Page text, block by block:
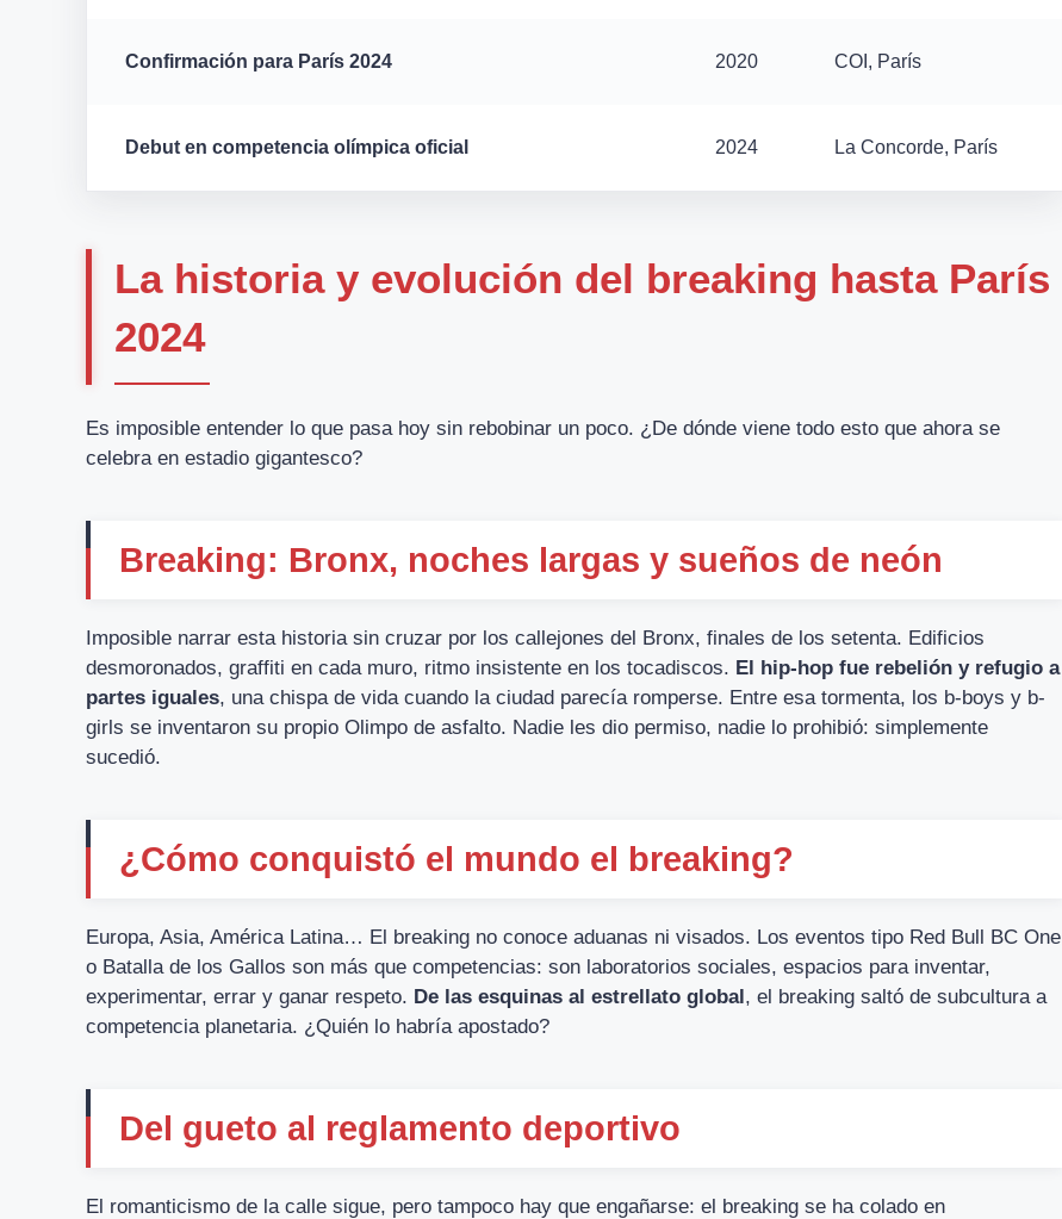
Confirmación para París 2024 2020 COI, París
Debut en competencia olímpica oficial 2024 La Concorde, París
La historia y evolución del breaking hasta París
2024
Es imposible entender lo que pasa hoy sin rebobinar un poco. ¿De dónde viene todo esto que ahora se
celebra en estadio gigantesco?
Breaking: Bronx, noches largas y sueños de neón
Imposible narrar esta historia sin cruzar por los callejones del Bronx, finales de los setenta. Edificios
desmoronados, graffiti en cada muro, ritmo insistente en los tocadiscos. El hip-hop fue rebelión y refugio a
partes iguales, una chispa de vida cuando la ciudad parecía romperse. Entre esa tormenta, los b-boys y b-
girls se inventaron su propio Olimpo de asfalto. Nadie les dio permiso, nadie lo prohibió: simplemente
sucedió.
¿Cómo conquistó el mundo el breaking?
Europa, Asia, América Latina… El breaking no conoce aduanas ni visados. Los eventos tipo Red Bull BC One
o Batalla de los Gallos son más que competencias: son laboratorios sociales, espacios para inventar,
experimentar, errar y ganar respeto. De las esquinas al estrellato global , el breaking saltó de subcultura a
competencia planetaria. ¿Quién lo habría apostado?
Del gueto al reglamento deportivo
El romanticismo de la calle sigue, pero tampoco hay que engañarse: el breaking se ha colado en